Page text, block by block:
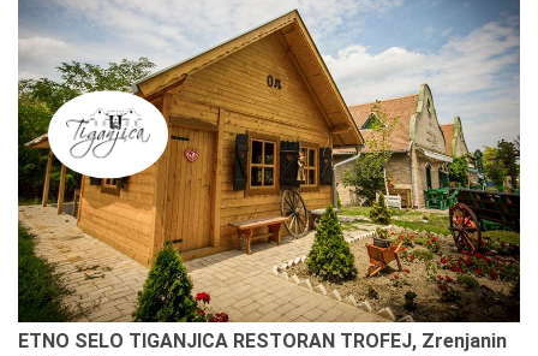
ETNO SELO TIGANJICA RESTORAN TROFEJ, Zrenjanin